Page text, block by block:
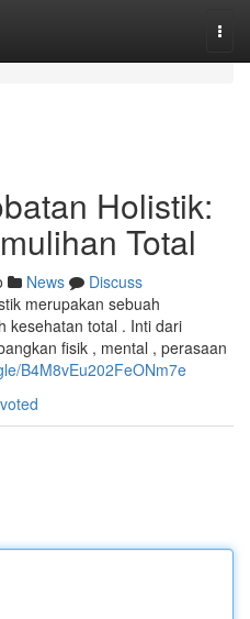
Holistik:
Total
News
Discuss
merupakan sebuah
kesehatan total . Inti dari
fisik , mental , perasaan
B4M8vEu202FeONm7e